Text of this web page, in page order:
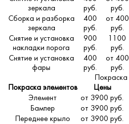
зеркала
руб.
руб.
Сборка и разборка
зеркала
400
руб.
от 400
руб.
Снятие и установка
накладки порога
900
руб.
1100
руб.
Снятие и установка
фары
400
руб.
от 400
руб.
Покраска
Покраска элементов
Цены
Элемент
от 3900 руб.
Бампер
от 3900 руб.
Переднее крыло
от 3900 руб.